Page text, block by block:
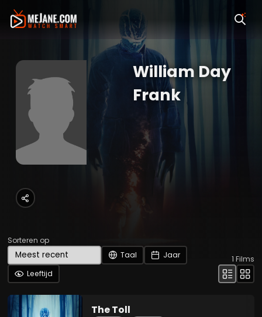
William Day
Frank
Sorteren op
Taal
Jaar
Leeftijd
1 Films
The Toll